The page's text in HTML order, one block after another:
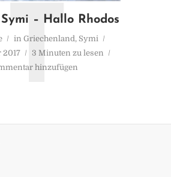
Symi – Hallo Rhodos
in Griechenland, Symi
2017
3 Minuten zu lesen
hinzufügen
T